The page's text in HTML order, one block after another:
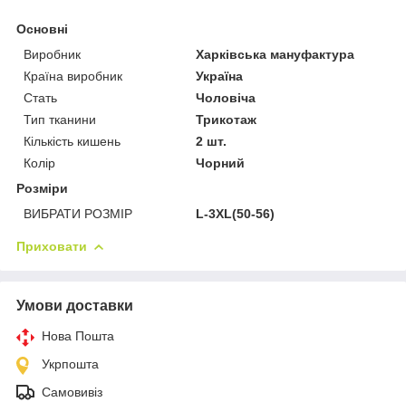
Основні
Виробник
Харківська мануфактура
Країна виробник
Україна
Стать
Чоловіча
Тип тканини
Трикотаж
Кількість кишень
2 шт.
Колір
Чорний
Розміри
ВИБРАТИ РОЗМІР
L-3XL(50-56)
Приховати
Умови доставки
Нова Пошта
Укрпошта
Самовивіз